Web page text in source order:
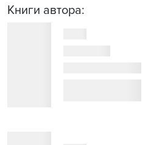
Книги автора: